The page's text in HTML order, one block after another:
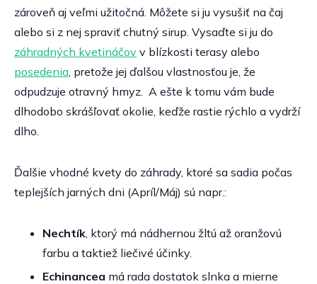
zároveň aj veľmi užitočná. Môžete si ju vysušiť na čaj
alebo si z nej spraviť chutný sirup. Vysaďte si ju do
záhradných kvetináčov v blízkosti terasy alebo
posedenia, pretože jej ďalšou vlastnosťou je, že
odpudzuje otravný hmyz. A ešte k tomu vám bude
dlhodobo skrášľovať okolie, keďže rastie rýchlo a vydrží
dlho.
Ďalšie vhodné kvety do záhrady, ktoré sa sadia počas
teplejších jarných dni (Apríl/Máj) sú napr.:
Nechtík, ktorý má nádhernou žltú až oranžovú
farbu a taktiež liečivé účinky.
Echinancea má rada dostatok slnka a mierne